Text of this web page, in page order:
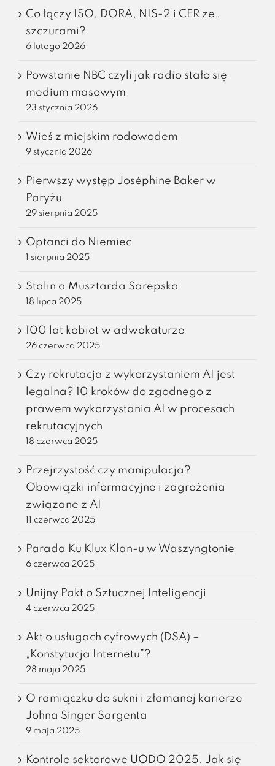
Co łączy ISO, DORA, NIS-2 i CER ze…
szczurami?
6 lutego 2026
Powstanie NBC czyli jak radio stało się
medium masowym
23 stycznia 2026
Wieś z miejskim rodowodem
9 stycznia 2026
Pierwszy występ Joséphine Baker w
Paryżu
29 sierpnia 2025
Optanci do Niemiec
1 sierpnia 2025
Stalin a Musztarda Sarepska
18 lipca 2025
100 lat kobiet w adwokaturze
26 czerwca 2025
Czy rekrutacja z wykorzystaniem AI jest
legalna? 10 kroków do zgodnego z
prawem wykorzystania AI w procesach
rekrutacyjnych
18 czerwca 2025
Przejrzystość czy manipulacja?
Obowiązki informacyjne i zagrożenia
związane z AI
11 czerwca 2025
Parada Ku Klux Klan-u w Waszyngtonie
6 czerwca 2025
Unijny Pakt o Sztucznej Inteligencji
4 czerwca 2025
Akt o usługach cyfrowych (DSA) –
„Konstytucja Internetu”?
28 maja 2025
O ramiączku do sukni i złamanej karierze
Johna Singer Sargenta
9 maja 2025
Kontrole sektorowe UODO 2025. Jak się